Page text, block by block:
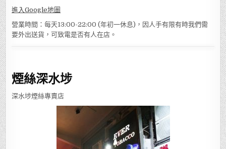
旺角店： 地址：香港九龍旺角西洋菜南街1A號百寶利商業中心22樓01
室(港鐵旺角站E2出口或港鐵油麻地站A2出口)
進入Google地圖
營業時間：每天13:00-22:00 (年初一休息)，因人手有限有時我們需
煙絲深水埗